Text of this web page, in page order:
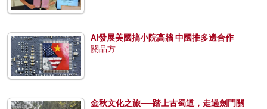
AI發展美國搞小院高牆 中國推多邊合作
關品方
金秋文化之旅──踏上古蜀道，走過劍門關